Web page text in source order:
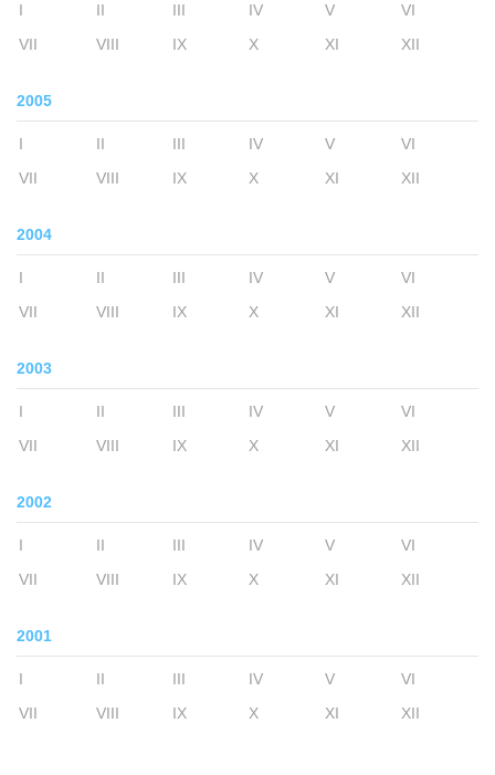
I II III IV V
VI
VII
VIII IX X XI XII
2005
I II III IV V
VI
VII
VIII IX X XI XII
2004
I II III IV V
VI
VII
VIII IX X XI XII
2003
I II III IV V
VI
VII
VIII IX X XI XII
2002
I II III IV V
VI
VII
VIII IX X XI XII
2001
I II III IV V
VI
VII
VIII IX X XI XII